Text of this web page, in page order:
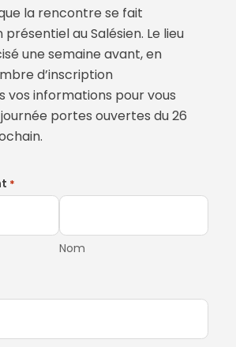
la rencontre se fait
au Salésien. Le lieu
une semaine avant, en
d’inscription
vos informations pour vous
portes ouvertes du 26
*
Nom